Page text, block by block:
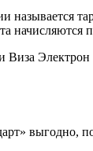
выгодно,